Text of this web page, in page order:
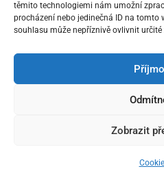
těmito technologiemi nám umožní
procházení nebo jedinečná ID na tomto
souhlasu může nepříznivě ovlivnit
Zobrazit